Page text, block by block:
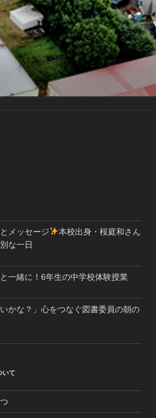
メッセージ
本校出身・桜庭和さん
な一日
一緒に！6年生の中学校体験授業
いかな？」心をつなぐ図書委員の朝の
いて